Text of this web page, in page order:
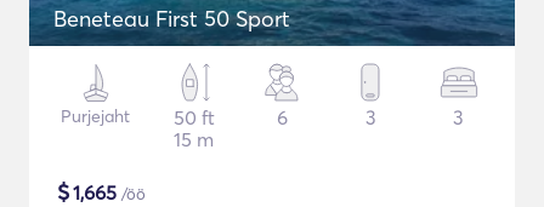
Beneteau First 50 Sport
Purjejaht
50 ft
15 m
6 3 3
$1,665 /öö